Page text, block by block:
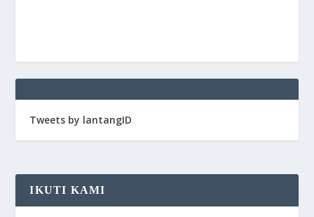
Tweets by lantangID
IKUTI KAMI